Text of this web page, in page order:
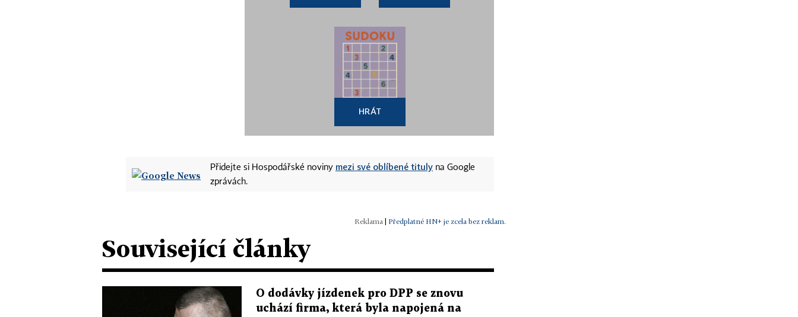
HRÁT
Přidejte si Hospodářské noviny mezi své oblíbené tituly na Google
zprávách.
| Předplatné HN+ je zcela bez reklam.
Související články
O dodávky jízdenek pro DPP se znovu
uchází firma, která byla napojená na